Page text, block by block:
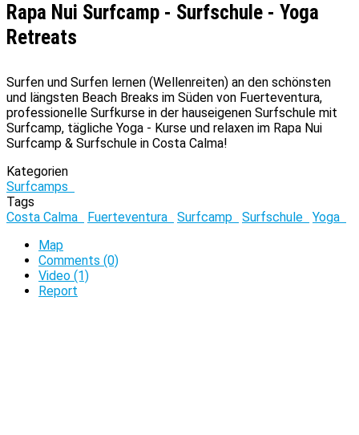
Rapa Nui Surfcamp - Surfschule - Yoga
Retreats
Surfen und Surfen lernen (Wellenreiten) an den schönsten
und längsten Beach Breaks im Süden von Fuerteventura,
professionelle Surfkurse in der hauseigenen Surfschule mit
Surfcamp, tägliche Yoga - Kurse und relaxen im Rapa Nui
Surfcamp & Surfschule in Costa Calma!
Kategorien
Surfcamps
Tags
Costa Calma
Fuerteventura Surfcamp Surfschule
Yoga
Map
Comments (0)
Video (1)
Report